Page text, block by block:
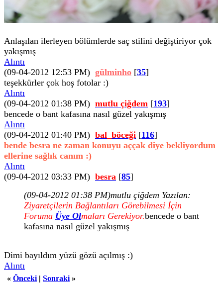
Anlaşılan ilerleyen bölümlerde saç stilini değiştiriyor çok
yakışmış
Alıntı
(09-04-2012 12:53 PM) gülminho [35]
teşekkürler çok hoş fotolar :)
Alıntı
(09-04-2012 01:38 PM) mutlu çiğdem [193]
bencede o bant kafasına nasıl güzel yakışmış
Alıntı
(09-04-2012 01:40 PM) bal_böceği [116]
bende besra ne zaman konuyu aççak diye bekliyordum
ellerine sağlık canım :)
Alıntı
(09-04-2012 03:33 PM) besra [85]
(09-04-2012 01:38 PM)mutlu çiğdem Yazılan:
Ziyaretçilerin Bağlantıları Görebilmesi İçin
Foruma Üye Olmaları Gerekiyor.bencede o bant
kafasına nasıl güzel yakışmış
Dimi bayıldım yüzü gözü açılmış :)
Alıntı
« Önceki | Sonraki »